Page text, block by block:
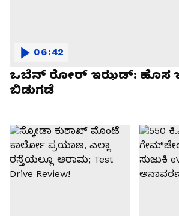
ಒಬೆನ್ ರೋರ್ ಇಝಡ್: ಹೊಸ
ಬಿಡುಗಡೆ
06:42